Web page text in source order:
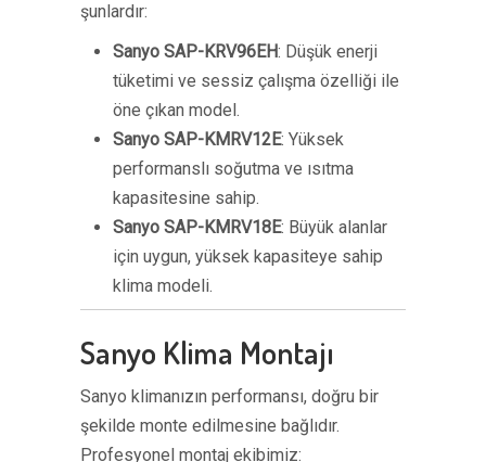
şunlardır:
Sanyo SAP-KRV96EH: Düşük enerji
tüketimi ve sessiz çalışma özelliği ile
öne çıkan model.
Sanyo SAP-KMRV12E: Yüksek
performanslı soğutma ve ısıtma
kapasitesine sahip.
Sanyo SAP-KMRV18E: Büyük alanlar
için uygun, yüksek kapasiteye sahip
klima modeli.
Sanyo Klima Montajı
Sanyo klimanızın performansı, doğru bir
şekilde monte edilmesine bağlıdır.
Profesyonel montaj ekibimiz: